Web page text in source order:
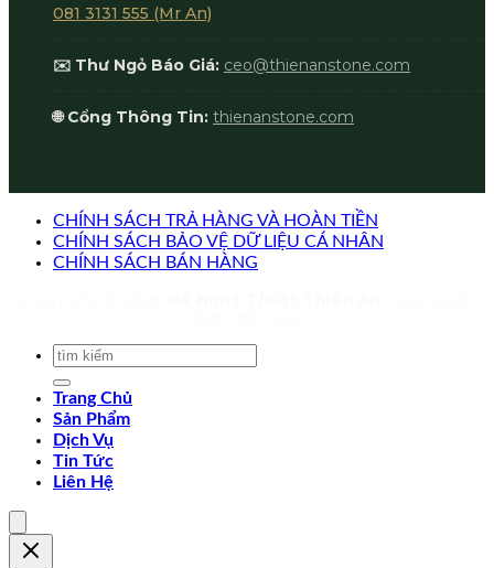
081 3131 555 (Mr An)
✉️ Thư Ngỏ Báo Giá: ceo@thienanstone.com
🌐 Cổng Thông Tin: thienanstone.com
CHÍNH SÁCH TRẢ HÀNG VÀ HOÀN TIỀN
CHÍNH SÁCH BẢO VỆ DỮ LIỆU CÁ NHÂN
CHÍNH SÁCH BÁN HÀNG
Trang Chủ
Sản Phẩm
Dịch Vụ
Tin Tức
Liên Hệ